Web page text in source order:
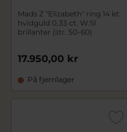
Mads Z "Elizabeth" ring 14 kt.
hvidguld 0,33 ct. W.SI
brillanter (str. 50-60)
17.950,00 kr
På fjernlager